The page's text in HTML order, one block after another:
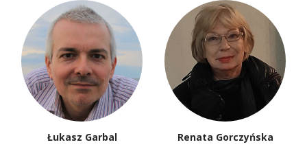
Łukasz Garbal Renata Gorczyńska